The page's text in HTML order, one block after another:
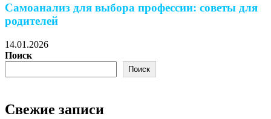
Самоанализ для выбора профессии: советы для
родителей
14.01.2026
Поиск
Поиск
Свежие записи